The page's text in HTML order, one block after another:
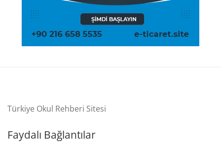
Türkiye Okul Rehberi Sitesi
Faydalı Bağlantılar